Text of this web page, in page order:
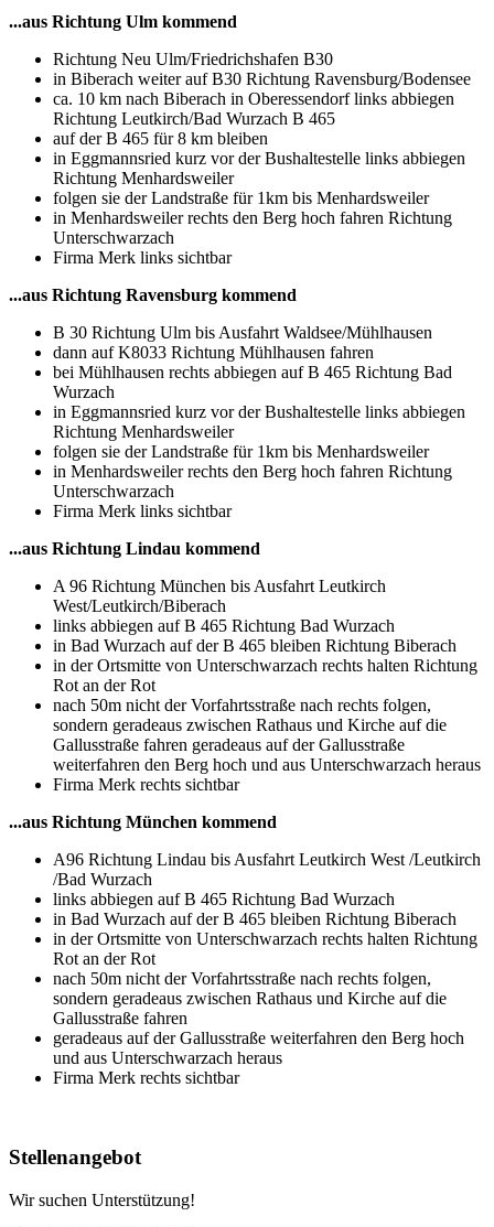
...aus Richtung Ulm kommend
Richtung Neu Ulm/Friedrichshafen B30
in Biberach weiter auf B30 Richtung Ravensburg/Bodensee
ca. 10 km nach Biberach in Oberessendorf links abbiegen
Richtung Leutkirch/Bad Wurzach B 465
auf der B 465 für 8 km bleiben
in Eggmannsried kurz vor der Bushaltestelle links abbiegen
Richtung Menhardsweiler
folgen sie der Landstraße für 1km bis Menhardsweiler
in Menhardsweiler rechts den Berg hoch fahren Richtung
Unterschwarzach
Firma Merk links sichtbar
...aus Richtung Ravensburg kommend
B 30 Richtung Ulm bis Ausfahrt Waldsee/Mühlhausen
dann auf K8033 Richtung Mühlhausen fahren
bei Mühlhausen rechts abbiegen auf B 465 Richtung Bad
Wurzach
in Eggmannsried kurz vor der Bushaltestelle links abbiegen
Richtung Menhardsweiler
folgen sie der Landstraße für 1km bis Menhardsweiler
in Menhardsweiler rechts den Berg hoch fahren Richtung
Unterschwarzach
Firma Merk links sichtbar
...aus Richtung Lindau kommend
A 96 Richtung München bis Ausfahrt Leutkirch
West/Leutkirch/Biberach
links abbiegen auf B 465 Richtung Bad Wurzach
in Bad Wurzach auf der B 465 bleiben Richtung Biberach
in der Ortsmitte von Unterschwarzach rechts halten Richtung
Rot an der Rot
nach 50m nicht der Vorfahrtsstraße nach rechts folgen,
sondern geradeaus zwischen Rathaus und Kirche auf die
Gallusstraße fahren geradeaus auf der Gallusstraße
weiterfahren den Berg hoch und aus Unterschwarzach heraus
Firma Merk rechts sichtbar
...aus Richtung München kommend
A96 Richtung Lindau bis Ausfahrt Leutkirch West /Leutkirch
/Bad Wurzach
links abbiegen auf B 465 Richtung Bad Wurzach
in Bad Wurzach auf der B 465 bleiben Richtung Biberach
in der Ortsmitte von Unterschwarzach rechts halten Richtung
Rot an der Rot
nach 50m nicht der Vorfahrtsstraße nach rechts folgen,
sondern geradeaus zwischen Rathaus und Kirche auf die
Gallusstraße fahren
geradeaus auf der Gallusstraße weiterfahren den Berg hoch
und aus Unterschwarzach heraus
Firma Merk rechts sichtbar
Stellenangebot
Wir suchen Unterstützung!